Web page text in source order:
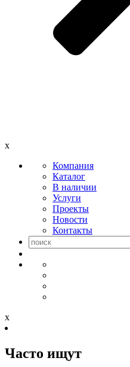
x
Компания
Каталог
В наличии
Услуги
Проекты
Новости
Контакты
x
Часто ищут